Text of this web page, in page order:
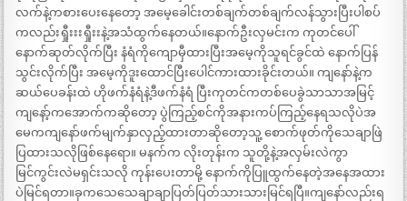
လက်နဲ့ကစားပေးနေတော့ အမေ့ခေါင်းတစ်ချက်တစ်ချက်လန်သွားပြီးပါစပ်
ကလည်းရှီုးးးရှီုးးနဲ့အသံထွက်နေတယ်။နောက်ဦးလှမင်းက ကုတင်ပေါ်
နောက်ဆုတ်လိုက်ပြီး နံရံကိုကျောမှီထားပြီးအမေ့ကိုသူရင်ခွင်ထဲ နောက်ပြန်
သွင်းလိုက်ပြီး အမေ့ကိုဒူးထောင်ပြီးပေါင်ကားထားခိုင်းတယ်။ ကျနော်နဲ့က
ဆယ်ပေခန်းထဲ ဟိုဖက်နံရံနဲ့ဒီဖက်နံရံ ပြီးကုတင်ကတစ်ပေခွဲသာသာအမြင့်
ကျနော့်ကအောက်ကဆိုတော့ ပွဲကြည့်စင်ကိုအနားကပ်ကြည့်နေရသလိုပဲအ
မေကကျနော်ဖက်မျက်နှာလှည့်ထားတာဆိုတော့သူ့ စောက်ဖုတ်ကိုသေချာဖြဲ
ပြထားသလိုဖြစ်နေရော။ မနက်က လိုးတုန်းက သူတို့နဲ့အလှမ်းလဲကွာ
မြင်ကွင်းလဲမရှင်းသလို ကုန်းပေးတာမို့ နောက်ကိုပြူထွက်နေတဲ့အနေအထား
ပဲမြင်ရတာ။ခုကသေသေချာချာပြတ်ပြတ်သားသားမြင်ရပြီ။ကျနော်လည်းရ